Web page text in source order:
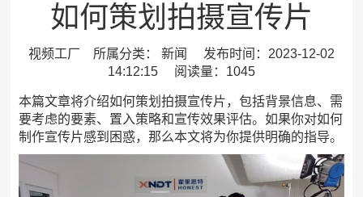
如何策划拍摄宣传片
视频工厂 所属分类： 新闻 发布时间：2023-12-02
14:12:15 阅读量：1045
本篇文章将介绍如何策划拍摄宣传片，包括背景信息、需
要考虑的要素、置入策略和宣传效果评估。如果你对如何
制作宣传片感到困惑，那么本文将为你提供明确的指导。